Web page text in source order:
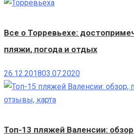
Все о Торревьехе:
пляжи, погода и отдых
26.12.201803.07.2020
Топ-13 пляжей Валенсии: